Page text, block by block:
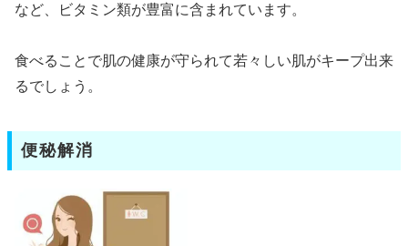
など、ビタミン類が豊富に含まれています。
食べることで肌の健康が守られて若々しい肌がキープ出来
るでしょう。
便秘解消